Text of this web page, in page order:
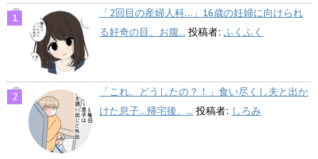
「2回目の産婦人科…」16歳の妊婦に向けられ
る好奇の目。お腹... 投稿者: ふくふく
「これ、どうしたの？！」食い尽くし夫と出か
けた息子…帰宅後、... 投稿者: しろみ